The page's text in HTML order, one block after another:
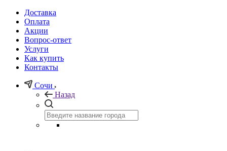
Доставка
Оплата
Акции
Вопрос-ответ
Услуги
Как купить
Контакты
Сочи
Назад